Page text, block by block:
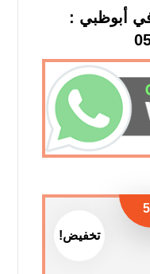
أبوظبي :
تخفيض!